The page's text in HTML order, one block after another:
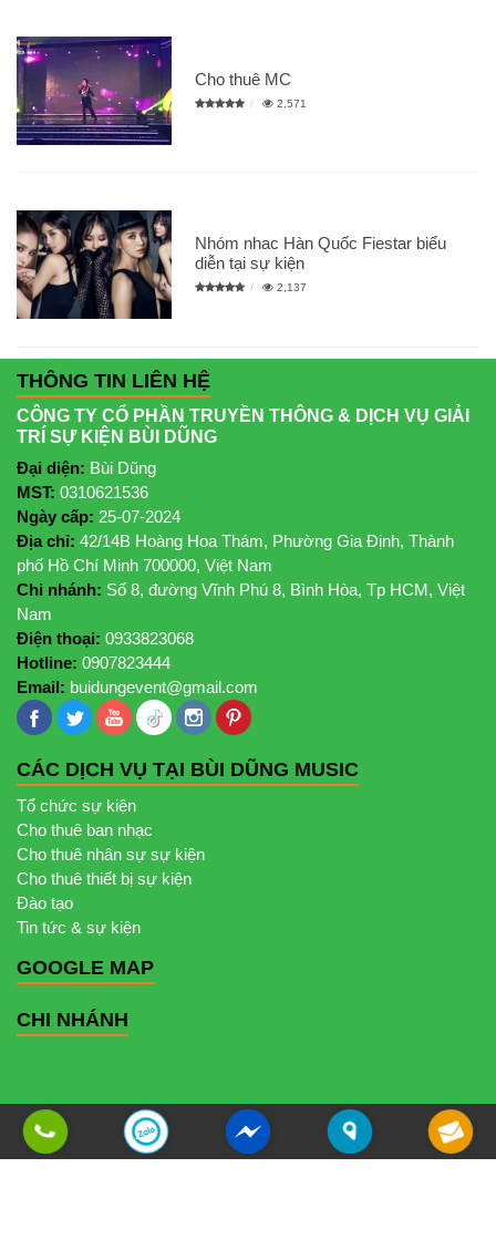
Cho thuê MC
2,571
Nhóm nhac Hàn Quốc Fiestar biểu
diễn tại sự kiện
2,137
THÔNG TIN LIÊN HỆ
CÔNG TY CỔ PHẦN TRUYỀN THÔNG & DỊCH VỤ GIẢI
TRÍ SỰ KIỆN BÙI DŨNG
Đại diện: Bùi Dũng
MST: 0310621536
Ngày cấp: 25-07-2024
Địa chỉ: 42/14B Hoàng Hoa Thám, Phường Gia Định, Thành
phố Hồ Chí Minh 700000, Việt Nam
Chi nhánh: Số 8, đường Vĩnh Phú 8, Bình Hòa, Tp HCM, Việt
Nam
Điện thoại: 0933823068
Hotline: 0907823444
Email: buidungevent@gmail.com
CÁC DỊCH VỤ TẠI BÙI DŨNG MUSIC
Tổ chức sự kiện
Cho thuê ban nhạc
Cho thuê nhân sự sự kiện
Cho thuê thiết bị sự kiện
Đào tạo
Tin tức & sự kiện
GOOGLE MAP
CHI NHÁNH